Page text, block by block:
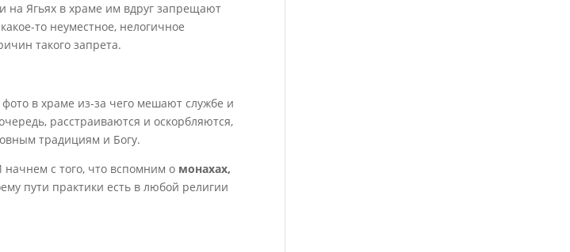
на Ягьях в храме им вдруг запрещают
то неуместное, нелогичное
такого запрета.
в храме из-за чего мешают службе и
расстраиваются и оскорбляются,
традициям и Богу.
с того, что вспомним о монахах,
пути практики есть в любой религии